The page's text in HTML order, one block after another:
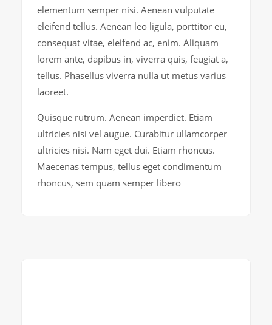
elementum semper nisi. Aenean vulputate
eleifend tellus. Aenean leo ligula, porttitor eu,
consequat vitae, eleifend ac, enim. Aliquam
lorem ante, dapibus in, viverra quis, feugiat a,
tellus. Phasellus viverra nulla ut metus varius
laoreet.
Quisque rutrum. Aenean imperdiet. Etiam
ultricies nisi vel augue. Curabitur ullamcorper
ultricies nisi. Nam eget dui. Etiam rhoncus.
Maecenas tempus, tellus eget condimentum
rhoncus, sem quam semper libero